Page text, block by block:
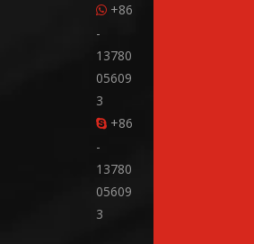
 +86
-
13780
05609
3
 +86
-
13780
05609
3